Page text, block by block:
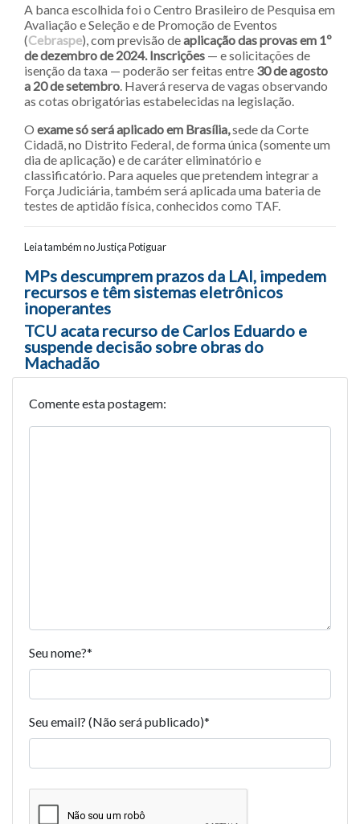
A banca escolhida foi o Centro Brasileiro de Pesquisa em
Avaliação e Seleção e de Promoção de Eventos
(Cebraspe), com previsão deaplicação das provas em 1º
de dezembro de 2024. Inscrições — e solicitações de
isenção da taxa — poderão ser feitas entre 30 de agosto
a 20 de setembro . Haverá reserva de vagas observando
as cotas obrigatórias estabelecidas na legislação.
O exame só será aplicado em Brasília,sede da Corte
Cidadã, no Distrito Federal, de forma única (somente um
dia de aplicação) e de caráter eliminatório e
classificatório. Para aqueles que pretendem integrar a
Força Judiciária, também será aplicada uma bateria de
testes de aptidão física, conhecidos como TAF.
Leia também no Justiça Potiguar
Navegação entre posts
MPs descumprem prazos da LAI, impedem
recursos e têm sistemas eletrônicos
inoperantes
TCU acata recurso de Carlos Eduardo e
suspende decisão sobre obras do
Machadão
Comente esta postagem:
Seu nome?*
Seu email? (Não será publicado)*